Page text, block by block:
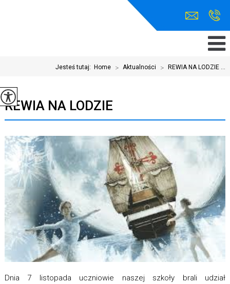
Jesteś tutaj: Home > Aktualności > REWIA NA LODZIE ...
REWIA NA LODZIE
Dnia 7 listopada uczniowie naszej szkoły brali udział